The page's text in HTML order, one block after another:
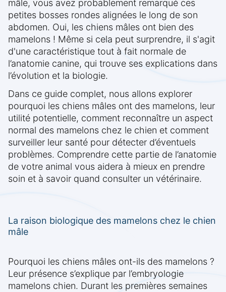
mâle, vous avez probablement remarqué ces
petites bosses rondes alignées le long de son
abdomen. Oui, les chiens mâles ont bien des
mamelons ! Même si cela peut surprendre, il s'agit
d'une caractéristique tout à fait normale de
l’anatomie canine, qui trouve ses explications dans
l’évolution et la biologie.
Dans ce guide complet, nous allons explorer
pourquoi les chiens mâles ont des mamelons, leur
utilité potentielle, comment reconnaître un aspect
normal des mamelons chez le chien et comment
surveiller leur santé pour détecter d’éventuels
problèmes. Comprendre cette partie de l’anatomie
de votre animal vous aidera à mieux en prendre
soin et à savoir quand consulter un vétérinaire.
La raison biologique des mamelons chez le chien
mâle
Pourquoi les chiens mâles ont-ils des mamelons ?
Leur présence s’explique par l’embryologie
mamelons chien. Durant les premières semaines